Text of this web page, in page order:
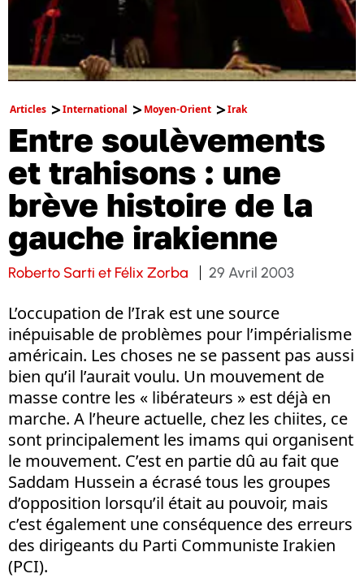
Articles International Moyen-Orient Irak
Entre soulèvements
et trahisons : une
brève histoire de la
gauche irakienne
Roberto Sarti et Félix Zorba 29 Avril 2003
L’occupation de l’Irak est une source
inépuisable de problèmes pour l’impérialisme
américain. Les choses ne se passent pas aussi
bien qu’il l’aurait voulu. Un mouvement de
masse contre les « libérateurs » est déjà en
marche. A l’heure actuelle, chez les chiites, ce
sont principalement les imams qui organisent
le mouvement. C’est en partie dû au fait que
Saddam Hussein a écrasé tous les groupes
d’opposition lorsqu’il était au pouvoir, mais
c’est également une conséquence des erreurs
des dirigeants du Parti Communiste Irakien
(PCI).